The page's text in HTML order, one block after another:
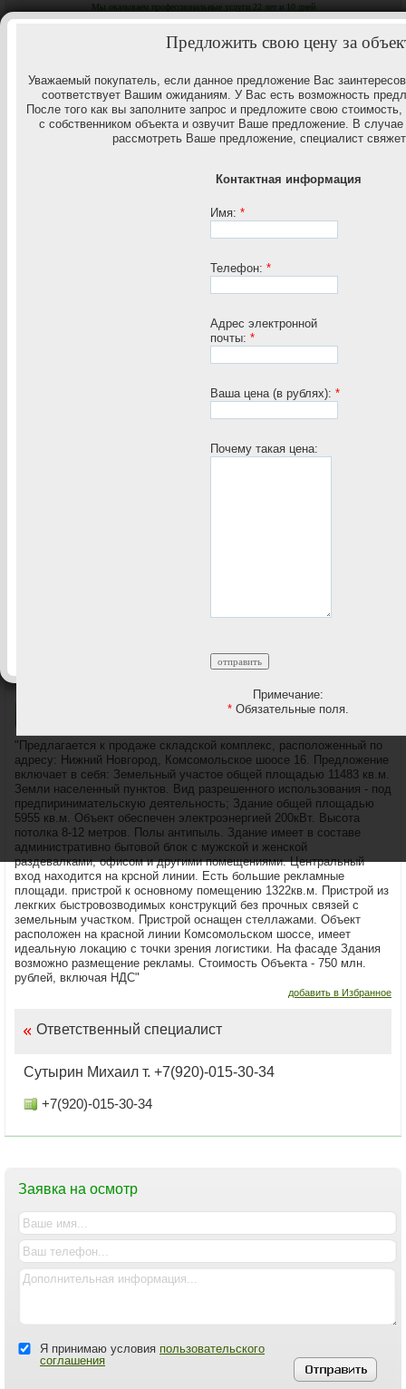
Мы оказываем профессиональные услуги 22 лет и 10 дней
Центр
ЦКН в
+ 7(920)253-03-61
Единый многоканальный
www.c-
- 0
Предложить свою цену за
Уважаемый покупатель, если данное предложение Вас
соответствует Вашим ожиданиям. У Вас есть возможность
После того как вы заполните запрос и предложите свою
с собственником объекта и озвучит Ваше предложение. В случае
рассмотреть Ваше предложение, специалист
Контактная информация
Имя: *
Телефон: *
Адрес электронной
почты: *
Ваша цена (в рублях): *
Почему такая цена:
Примечание:
* Обязательные поля.
Продажа теплого склада в Канавинском районе
749 998 571рублей
Канавинский р-н. Комсомольское ш, д. 16
"Предлагается к продаже складской комплекс, расположенный по
адресу: Нижний Новгород, Комсомольское шоосе 16. Предложение
включает в себя: Земельный участое общей площадью 11483 кв.м.
Земли населенный пунктов. Вид разрешенного использования - под
предпиринимательскую деятельность; Здание общей площадью
5955 кв.м. Объект обеспечен электроэнергией 200кВт. Высота
потолка 8-12 метров. Полы антипыль. Здание имеет в составе
административно бытовой блок с мужской и женской
раздевалками, офисом и другими помещениями. Центральный
вход находится на крсной линии. Есть большие рекламные
площади. пристрой к основному помещению 1322кв.м. Пристрой из
лекгких быстровозводимых конструкций без прочных связей с
земельным участком. Пристрой оснащен стеллажами. Объект
расположен на красной линии Комсомольском шоссе, имеет
идеальную локацию с точки зрения логистики. На фасаде Здания
возможно размещение рекламы. Стоимость Объекта - 750 млн.
рублей, включая НДС"
добавить в Избранное
Ответственный специалист
Сутырин Михаил т. +7(920)-015-30-34
+7(920)-015-30-34
Заявка на осмотр
Я принимаю условия пользовательского
соглашения